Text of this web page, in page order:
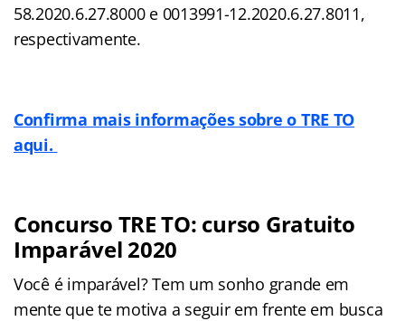
58.2020.6.27.8000 e 0013991-12.2020.6.27.8011,
respectivamente.
Confirma mais informações sobre o TRE TO
aqui.
Concurso TRE TO: curso Gratuito
Imparável 2020
Você é imparável? Tem um sonho grande em
mente que te motiva a seguir em frente em busca